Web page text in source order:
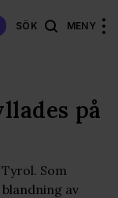
SÖK MENY
på
Som
av